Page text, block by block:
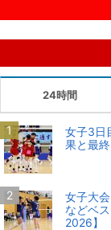
24時間
女子3日
果と最
女子大
などベ
2026】